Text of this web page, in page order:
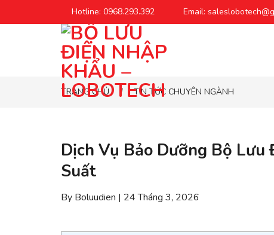
đến
Hotline: 0968.293.392 Email:
TRANG CHỦ / TIN TỨC CHUYÊN NGÀNH
Dịch Vụ Bảo Dưỡng Bộ
Suất
By Boluudien | 24 Tháng 3, 2026